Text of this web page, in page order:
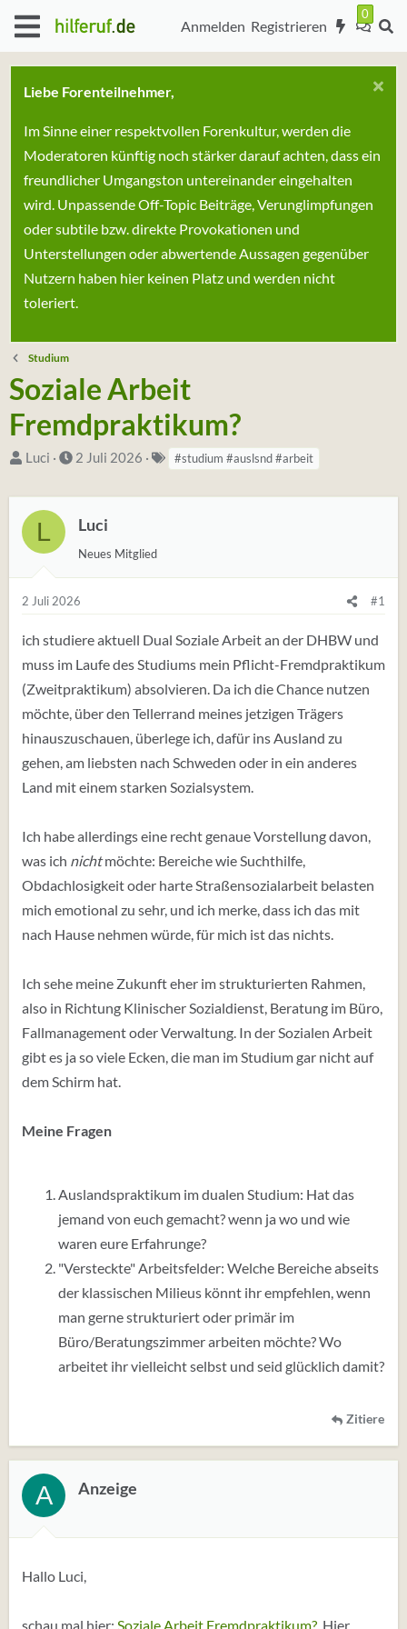
Anmelden Registrieren
Liebe Forenteilnehmer,
Im Sinne einer respektvollen Forenkultur, werden die
Moderatoren künftig noch stärker darauf achten, dass ein
freundlicher Umgangston untereinander eingehalten
wird. Unpassende Off-Topic Beiträge, Verunglimpfungen
oder subtile bzw. direkte Provokationen und
Unterstellungen oder abwertende Aussagen gegenüber
Nutzern haben hier keinen Platz und werden nicht
toleriert.
Studium
Soziale Arbeit
Fremdpraktikum?
S
a
r
t
r
*
i
n
Luci
D
t
u
m
t
a
r
t
2 Juli 2026
i
r
t
e
(
)
#studium #auslsnd #arbeit
L Luci
Neues Mitglied
2 Juli 2026 #1
ich studiere aktuell Dual Soziale Arbeit an der DHBW und
muss im Laufe des Studiums mein Pflicht-Fremdpraktikum
(Zweitpraktikum) absolvieren. Da ich die Chance nutzen
möchte, über den Tellerrand meines jetzigen Trägers
hinauszuschauen, überlege ich, dafür ins Ausland zu
gehen, am liebsten nach Schweden oder in ein anderes
Land mit einem starken Sozialsystem.
Ich habe allerdings eine recht genaue Vorstellung davon,
was ich nichtmöchte: Bereiche wie Suchthilfe,
Obdachlosigkeit oder harte Straßensozialarbeit belasten
mich emotional zu sehr, und ich merke, dass ich das mit
nach Hause nehmen würde, für mich ist das nichts.
Ich sehe meine Zukunft eher im strukturierten Rahmen,
also in Richtung Klinischer Sozialdienst, Beratung im Büro,
Fallmanagement oder Verwaltung. In der Sozialen Arbeit
gibt es ja so viele Ecken, die man im Studium gar nicht auf
dem Schirm hat.
Meine Fragen
Auslandspraktikum im dualen Studium: Hat das
jemand von euch gemacht? wenn ja wo und wie
waren eure Erfahrunge?
"Versteckte" Arbeitsfelder: Welche Bereiche abseits
der klassischen Milieus könnt ihr empfehlen, wenn
man gerne strukturiert oder primär im
Büro/Beratungszimmer arbeiten möchte? Wo
arbeitet ihr vielleicht selbst und seid glücklich damit?
Zitiere
A Anzeige
Hallo Luci,
schau mal hier: Soziale Arbeit Fremdpraktikum?. Hier